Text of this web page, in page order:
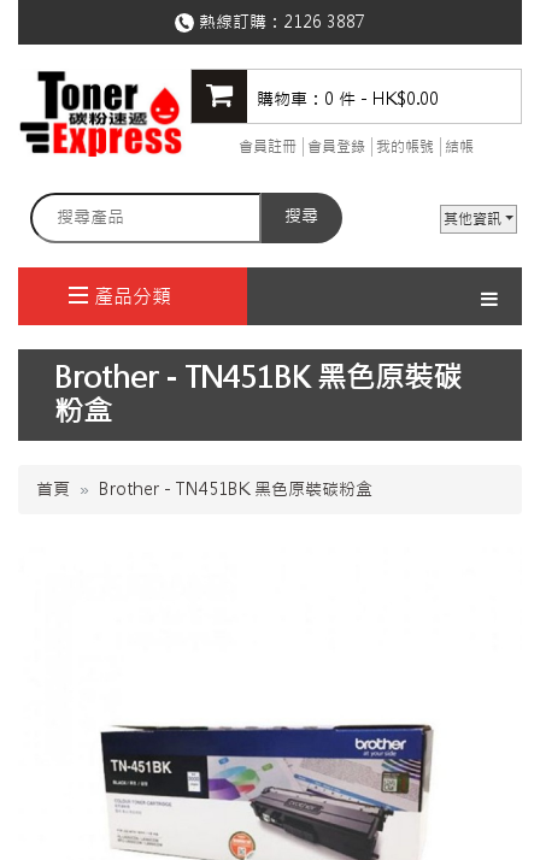
熱線訂購： 2126 3887
購物車：0 件 - HK$0.00
會員註冊 會員登錄 我的帳號 結帳
搜尋 其他資訊
產品分類
Brother - TN451BK 黑色原裝碳
粉盒
首頁 Brother - TN451BK 黑色原裝碳粉盒